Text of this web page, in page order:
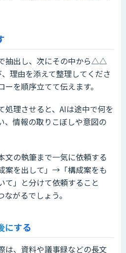
抽出し、次にその中から△△
理由を添えて整理してくださ
を順序立てて伝えます。
処理させると、AIは途中で何を
、情報の取りこぼしや意図の
文の執筆まで一気に依頼する
案を出して」→「構成案をも
て」と分けて依頼すること
がるでしょう。
にする
は、資料や議事録などの長文